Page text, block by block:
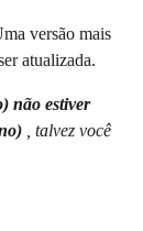
versão mais
atualizada.
não estiver
, talvez você